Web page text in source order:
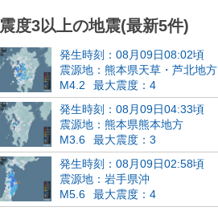
震度3以上の地震(最新5件)
発生時刻：08月09日08:02頃
震源地：熊本県天草・芦北地方
M4.2
最大震度：4
発生時刻：08月09日04:33頃
震源地：熊本県熊本地方
M3.6
最大震度：3
発生時刻：08月09日02:58頃
震源地：岩手県沖
M5.6
最大震度：4